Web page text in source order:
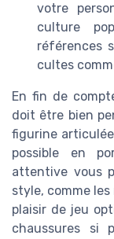
votre
culture
références
cultes
En fin de
doit être bien
figurine
possible en
attentive vous
style, comme
plaisir de jeu
chaussures si